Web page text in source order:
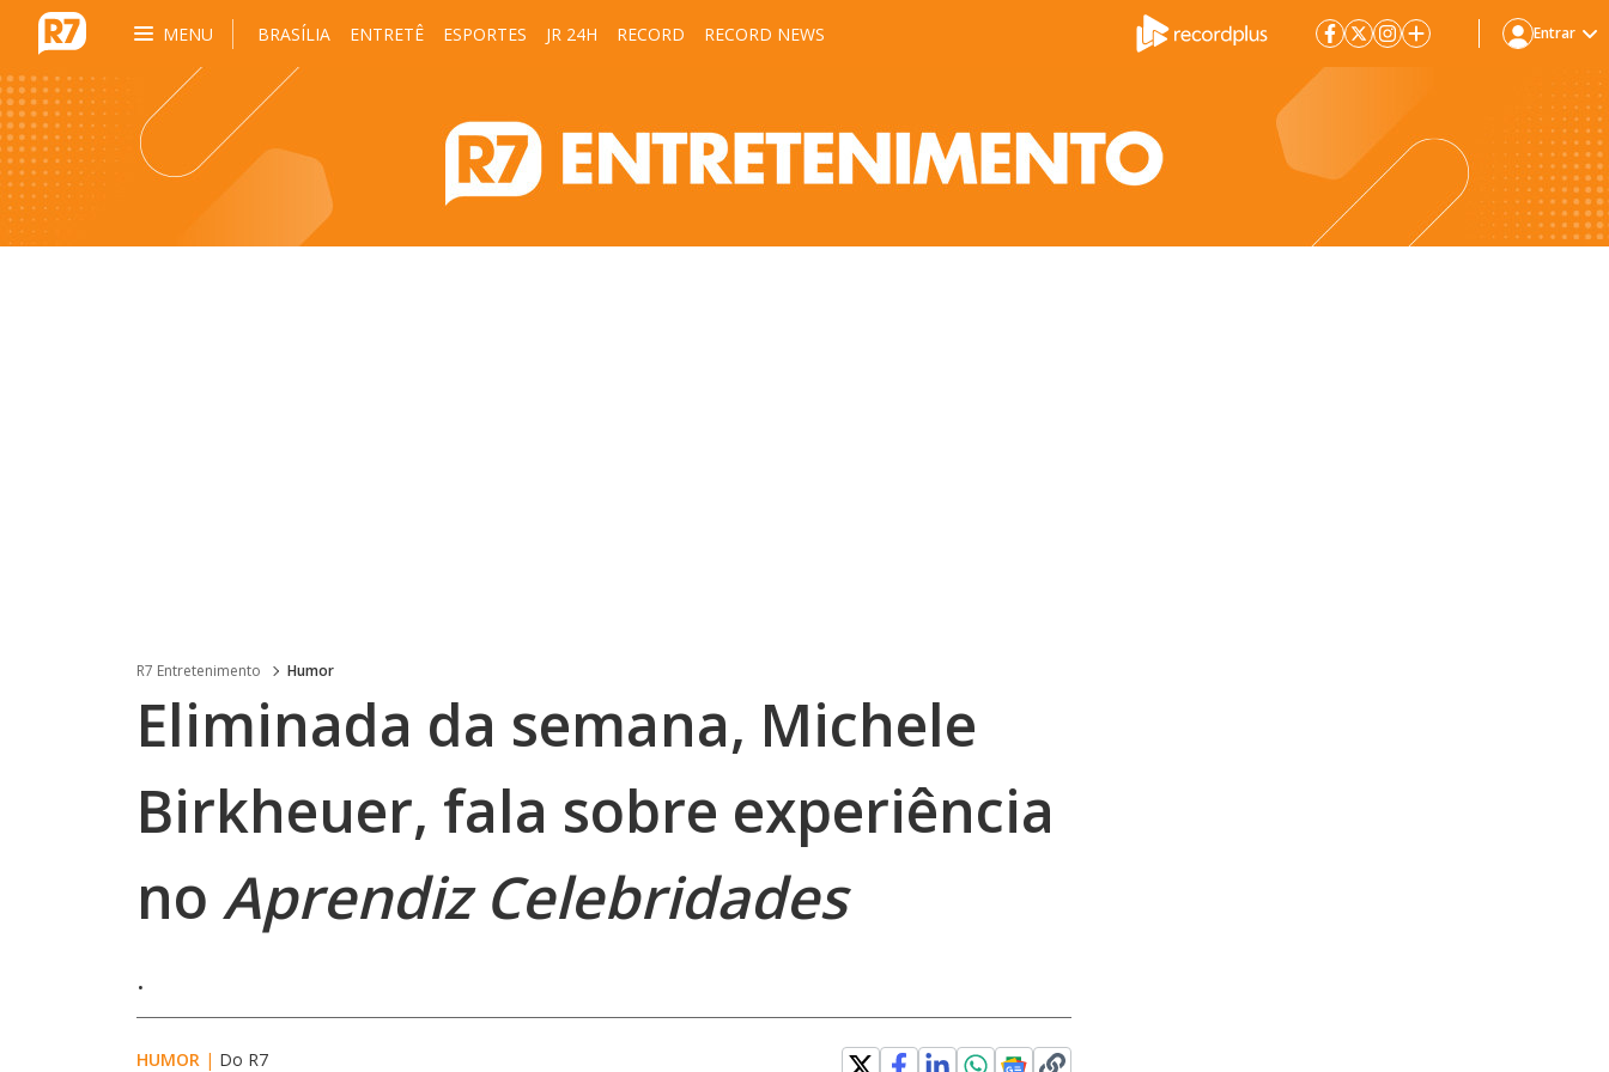
MENU BRASÍLIA ENTRETÊ ESPORTES JR 24H RECORD RECORD NEWS Entrar
R7 Entretenimento Humor
Eliminada da semana, Michele
Birkheuer, fala sobre experiência
no Aprendiz Celebridades
.
HUMOR | Do R7